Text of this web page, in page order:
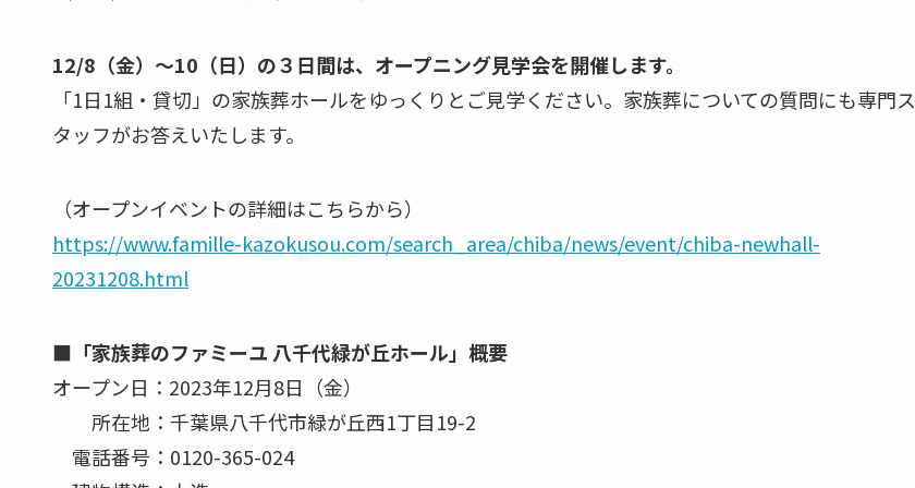
12/8（金）～10（日）の３日間は、オープニング見学会を開催します。
「1日1組・貸切」の家族葬ホールをゆっくりとご見学ください。家族葬についての質問にも専門ス
タッフがお答えいたします。
（オープンイベントの詳細はこちらから）
https://www.famille-kazokusou.com/search_area/chiba/news/event/chiba-newhall-
20231208.html
■「家族葬のファミーユ 八千代緑が丘ホール」概要
オープン日：2023年12月8日（金）
所在地：千葉県八千代市緑が丘西1丁目19-2
電話番号：0120-365-024